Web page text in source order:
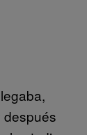
después